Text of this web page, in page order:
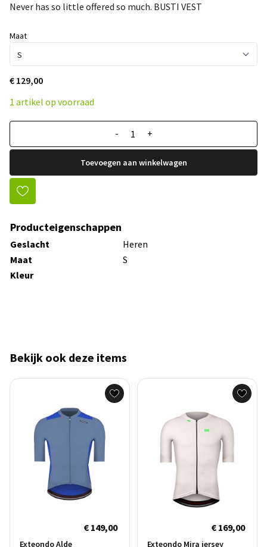
Never has so little offered so much. BUSTI VEST
Maat
€ 129,00
1 artikel op voorraad
- +
Toevoegen aan winkelwagen
Producteigenschappen
Geslacht
Heren
Maat
S
Kleur
Bekijk ook deze items
€ 149,00
Exteondo Alde
€ 169,00
Exteondo Mira jersey